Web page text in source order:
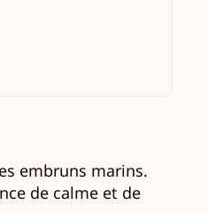
embruns marins.
de calme et de